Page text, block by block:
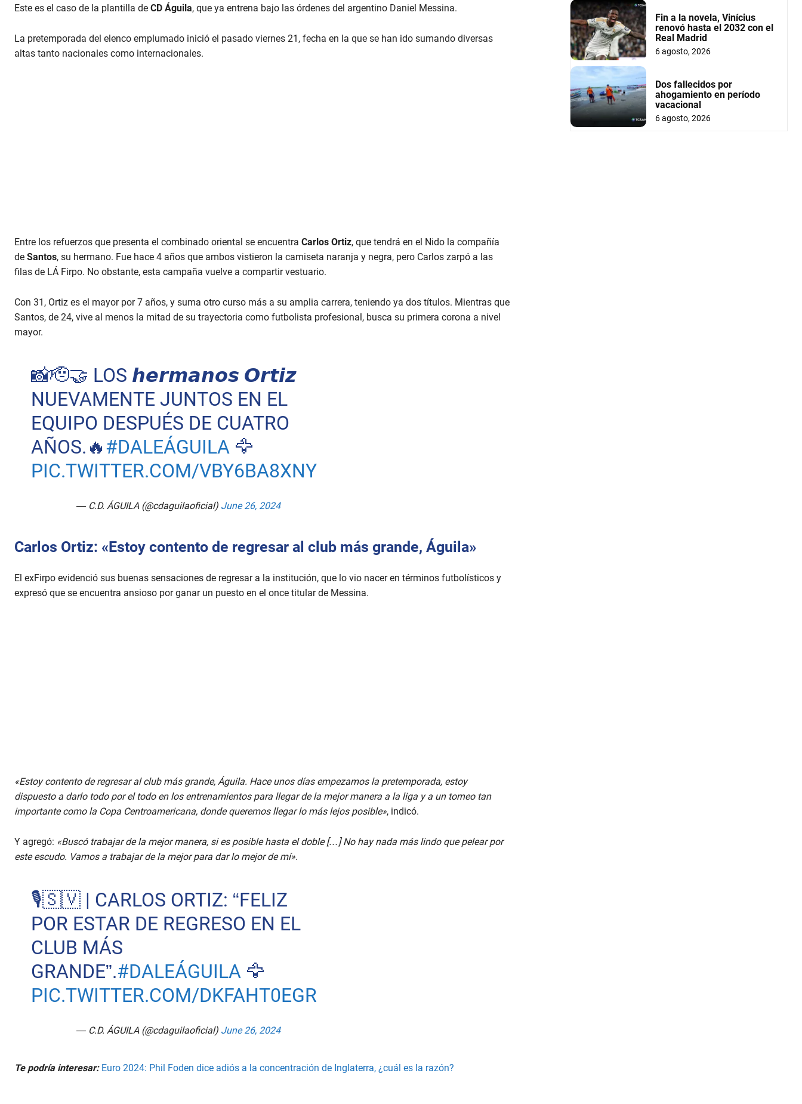
Este es el caso de la plantilla de CD Águila, que ya entrena bajo las órdenes del argentino Daniel Messina.
La pretemporada del elenco emplumado inició el pasado viernes 21, fecha en la que se han ido sumando diversas
altas tanto nacionales como internacionales.
Entre los refuerzos que presenta el combinado oriental se encuentra Carlos Ortiz, que tendrá en el Nido la compañía
de Santos, su hermano. Fue hace 4 años que ambos vistieron la camiseta naranja y negra, pero Carlos zarpó a las
filas de LÁ Firpo. No obstante, esta campaña vuelve a compartir vestuario.
Con 31, Ortiz es el mayor por 7 años, y suma otro curso más a su amplia carrera, teniendo ya dos títulos. Mientras que
Santos, de 24, vive al menos la mitad de su trayectoria como futbolista profesional, busca su primera corona a nivel
mayor.
📸🫡🤝 LOS 𝙝𝙚𝙧𝙢𝙖𝙣𝙤𝙨 𝙊𝙧𝙩𝙞𝙯
NUEVAMENTE JUNTOS EN EL
EQUIPO DESPUÉS DE CUATRO
AÑOS.🔥#DALEÁGUILA🦅
PIC.TWITTER.COM/VBY6BA8XNY
— C.D. ÁGUILA (@cdaguilaoficial) June 26, 2024
Carlos Ortiz: «Estoy contento de regresar al club más grande, Águila»
El exFirpo evidenció sus buenas sensaciones de regresar a la institución, que lo vio nacer en términos futbolísticos y
expresó que se encuentra ansioso por ganar un puesto en el once titular de Messina.
«Estoy contento de regresar al club más grande, Águila. Hace unos días empezamos la pretemporada, estoy
dispuesto a darlo todo por el todo en los entrenamientos para llegar de la mejor manera a la liga y a un torneo tan
importante como la Copa Centroamericana, donde queremos llegar lo más lejos posible», indicó.
Y agregó: «Buscó trabajar de la mejor manera, si es posible hasta el doble […] No hay nada más lindo que pelear por
este escudo. Vamos a trabajar de la mejor para dar lo mejor de mí».
🎙️🇸🇻 | CARLOS ORTIZ: “FELIZ
POR ESTAR DE REGRESO EN EL
CLUB MÁS
GRANDE”.#DALEÁGUILA🦅
PIC.TWITTER.COM/DKFAHT0EGR
— C.D. ÁGUILA (@cdaguilaoficial) June 26, 2024
Te podría interesar: Euro 2024: Phil Foden dice adiós a la concentración de Inglaterra, ¿cuál es la razón?
Fin a la novela, Vinícius
renovó hasta el 2032 con el
Real Madrid
6 agosto, 2026
Dos fallecidos por
ahogamiento en período
vacacional
6 agosto, 2026